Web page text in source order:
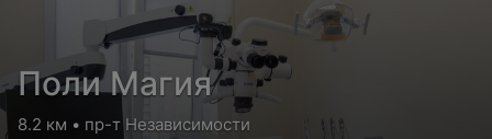
Поли Магия
8.2 км • пр-т Независимости